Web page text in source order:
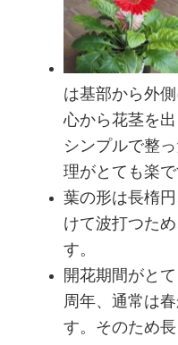
は基部から外
心から花茎を
シンプルで整
理がとても楽で
葉の形は長楕
けて波打つた
す。
開花期間がと
周年、通常は
す。そのため